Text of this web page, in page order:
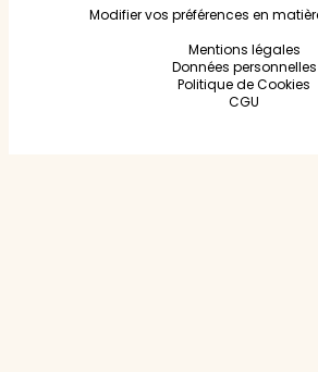
Modifier vos préférences en
Mentions légales
Données personnelles
Politique de Cookies
CGU